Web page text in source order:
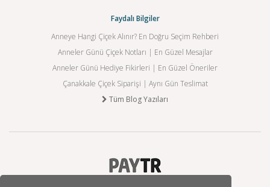
Faydalı Bilgiler
Anneye Hangi Çiçek Alınır? En Doğru Seçim Rehberi
Anneler Günü Çiçek Notları | En Güzel Mesajlar
Anneler Günü Hediye Fikirleri | En Güzel Öneriler
Çanakkale Çiçek Siparişi | Aynı Gün Teslimat
Tüm Blog Yazıları